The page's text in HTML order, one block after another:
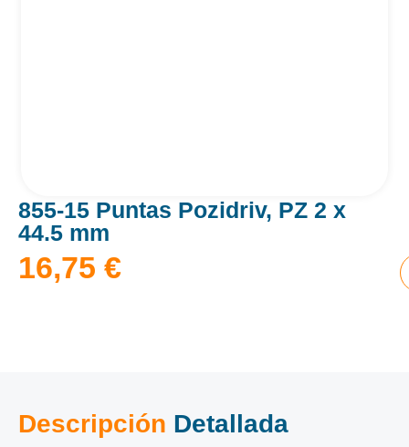
855-15 Puntas Pozidriv, PZ 2 x
44.5 mm
16,75 €
Descripción Detallada